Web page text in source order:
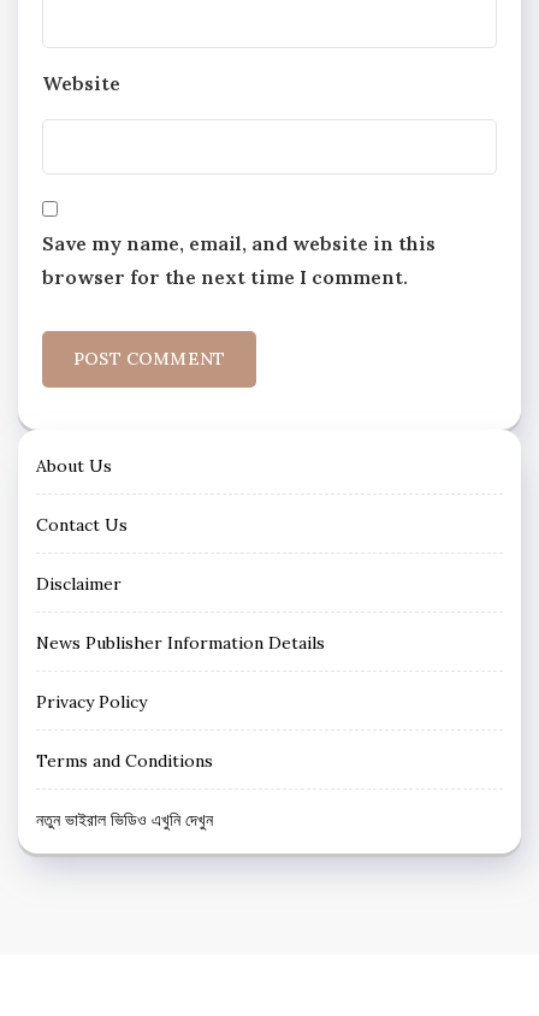
Website
Save my name, email, and website in this
browser for the next time I comment.
About Us
Contact Us
Disclaimer
News Publisher Information Details
Privacy Policy
Terms and Conditions
নতুন ভাইরাল ভিডিও এখুনি দেখুন